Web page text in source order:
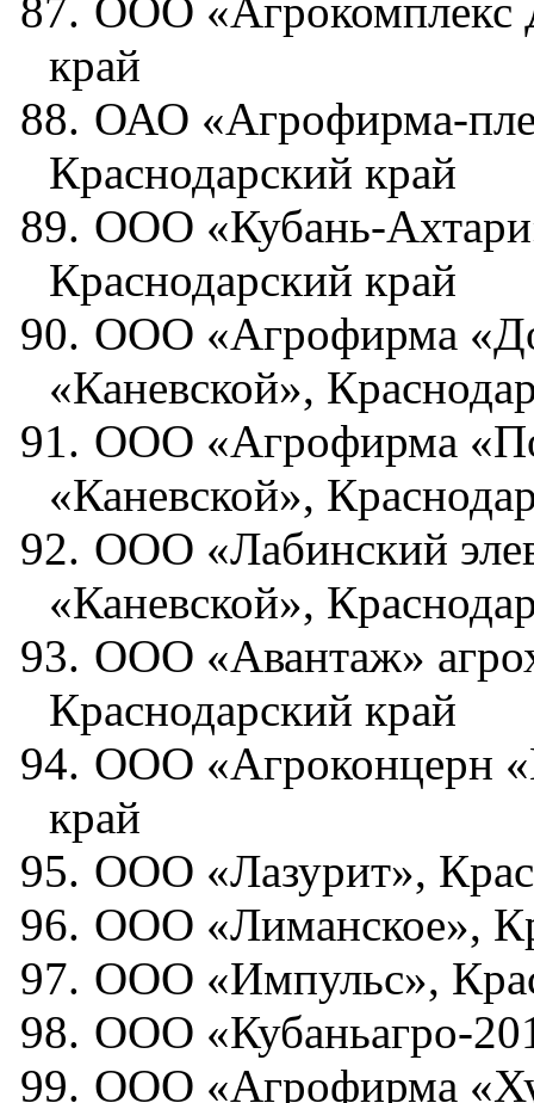
87. ООО «Агрокомплекс
край
88. ОАО «Агрофирма-
Краснодарский край
89. ООО «Кубань-
Краснодарский край
90. ООО «Агрофирма
«Каневской»,
91. ООО «Агрофирма
«Каневской»,
92. ООО «Лабинский
«Каневской»,
93. ООО «Авантаж»
Краснодарский край
94. ООО «Агроконцерн
край
95. ООО «Лазурит»,
96. ООО «Лиманское»,
97. ООО «Импульс»,
98. ООО «Кубаньагро-
99. ООО «Агрофирма